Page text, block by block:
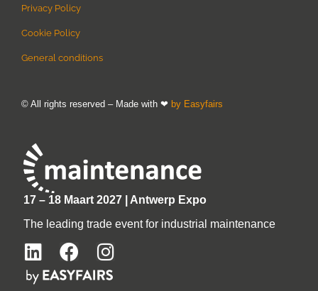
17 – 18 Maart 2027 | Antwerp Expo
The leading trade event for industrial maintenance
Privacy Policy
Cookie Policy
General conditions
© All rights reserved – Made with ❤ by Easyfairs